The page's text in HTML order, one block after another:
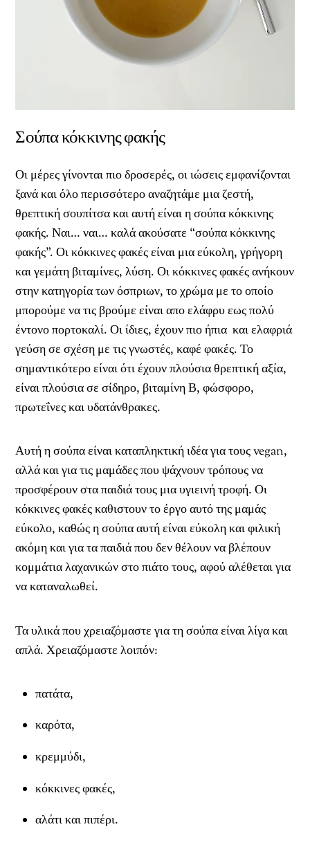
Σούπα κόκκινης φακής
Οι μέρες γίνονται πιο δροσερές, οι ιώσεις εμφανίζονται
ξανά και όλο περισσότερο αναζητάμε μια ζεστή,
θρεπτική σουπίτσα και αυτή είναι η σούπα κόκκινης
φακής. Ναι… ναι… καλά ακούσατε “σούπα κόκκινης
φακής”. Οι κόκκινες φακές είναι μια εύκολη, γρήγορη
και γεμάτη βιταμίνες, λύση. Οι κόκκινες φακές ανήκουν
στην κατηγορία των όσπριων, το χρώμα με το οποίο
μπορούμε να τις βρούμε είναι απο ελάφρυ εως πολύ
έντονο πορτοκαλί. Οι ίδιες, έχουν πιο ήπια και ελαφριά
γεύση σε σχέση με τις γνωστές, καφέ φακές. Το
σημαντικότερο είναι ότι έχουν πλούσια θρεπτική αξία,
είναι πλούσια σε σίδηρο, βιταμίνη Β, φώσφορο,
πρωτεΐνες και υδατάνθρακες.
Αυτή η σούπα είναι καταπληκτική ιδέα για τους vegan,
αλλά και για τις μαμάδες που ψάχνουν τρόπους να
προσφέρουν στα παιδιά τους μια υγιεινή τροφή. Οι
κόκκινες φακές καθιστουν το έργο αυτό της μαμάς
εύκολο, καθώς η σούπα αυτή είναι εύκολη και φιλική
ακόμη και για τα παιδιά που δεν θέλουν να βλέπουν
κομμάτια λαχανικών στο πιάτο τους, αφού αλέθεται για
να καταναλωθεί.
Τα υλικά που χρειαζόμαστε για τη σούπα είναι λίγα και
απλά. Χρειαζόμαστε λοιπόν:
πατάτα,
καρότα,
κρεμμύδι,
κόκκινες φακές,
αλάτι και πιπέρι.